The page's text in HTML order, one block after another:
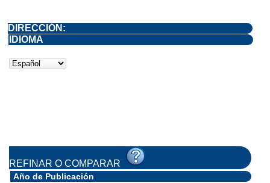
DIRECCIÓN:
IDIOMA
REFINAR O COMPARAR
Año de Publicación